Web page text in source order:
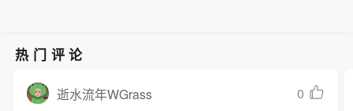
热门评论
逝水流年WGrass 0